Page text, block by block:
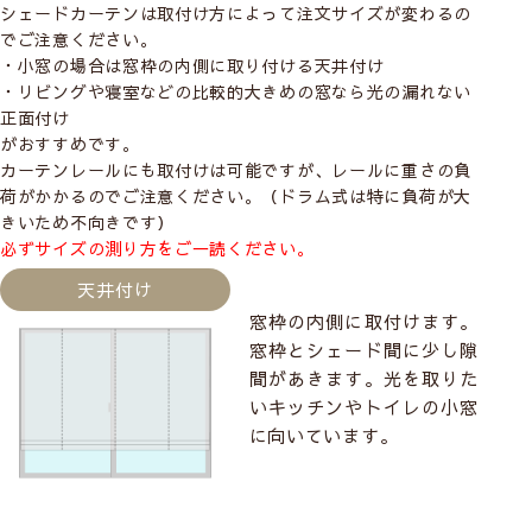
シェードカーテンは取付け方によって注文サイズが変わるの
でご注意ください。
・小窓の場合は窓枠の内側に取り付ける天井付け
・リビングや寝室などの比較的大きめの窓なら光の漏れない
正面付け
がおすすめです。
カーテンレールにも取付けは可能ですが、レールに重さの負
荷がかかるのでご注意ください。（ドラム式は特に負荷が大
きいため不向きです）
必ずサイズの測り方をご一読ください。
天井付け
窓枠の内側に取付けます。
窓枠とシェード間に少し隙
間があきます。光を取りた
いキッチンやトイレの小窓
に向いています。